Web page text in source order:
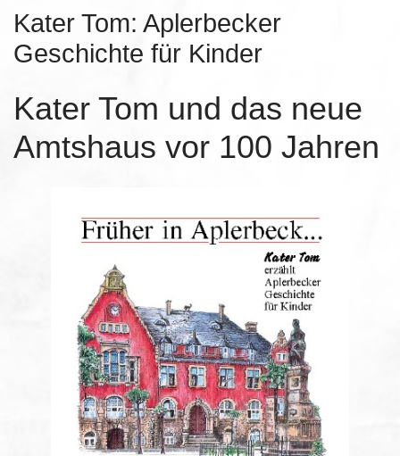
Kater Tom: Aplerbecker
Geschichte für Kinder
Kater Tom und das neue
Amtshaus vor 100 Jahren